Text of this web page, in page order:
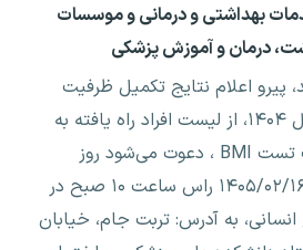
بهداشتی و درمانی و موسسات
درمان و آموزش پزشکی
پیرو اعلام نتایج تکمیل ظرفیت
آزمون پیمانی سال ۱۴۰۴، از لیست افراد راه یافته به
این مرحله، جهت تست BMI ، دعوت می‌شود روز
چهارشنبه مورخ ۱۴۰۵/۰۲/۱۶ راس ساعت ۱۰ صبح در
به آدرس: تربت جام، خیابان